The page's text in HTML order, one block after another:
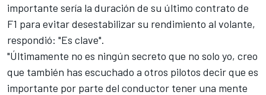
importante sería la duración de su último contrato de
F1 para evitar desestabilizar su rendimiento al volante,
respondió: "Es clave".
"Últimamente no es ningún secreto que no solo yo, creo
que también has escuchado a otros pilotos decir que es
importante por parte del conductor tener una mente